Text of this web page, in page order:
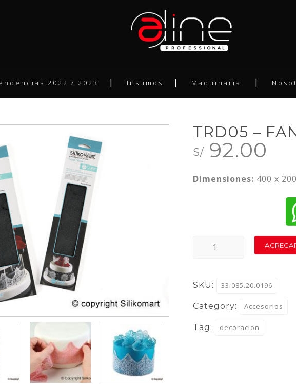
2022 / 2023 Insumos Maquinaria
TRD05 –
S/ 92.00
Dimensiones: 400 x
TRD05
SKU: 33.085.20.0196
Category: Accesorios
Tag: decoracion